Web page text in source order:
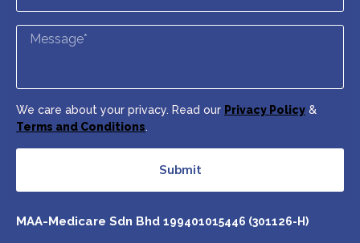
We care about your privacy. Read our Privacy Policy &
Terms and Conditions.
Submit
MAA-Medicare Sdn Bhd 199401015446 (301126-H)